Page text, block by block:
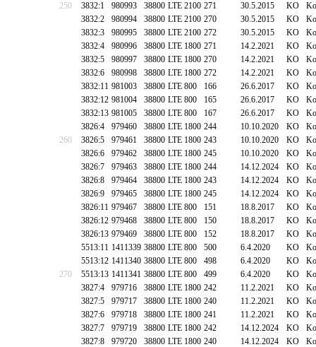
250
3832:1 980993 38800 LTE 2100 271 30.5.2015 KO
3832:2
980994 38800 LTE 2100 270 30.5.2015 KO
3832:3
980995 38800 LTE 2100 272 30.5.2015 KO
3832:4
980996 38800 LTE 1800 271 14.2.2021 KO
3832:5
980997 38800 LTE 1800 270 14.2.2021 KO
3832:6
980998 38800 LTE 1800 272 14.2.2021 KO
3832:11 981003 38800 LTE 800 166 26.6.2017 KO
3832:12 981004 38800 LTE 800 165 26.6.2017 KO
3832:13 981005 38800 LTE 800 167 26.6.2017 KO
3826:4
979460 38800 LTE 1800 244 10.10.2020 KO
260
3826:5 979461 38800 LTE 1800 243 10.10.2020 KO
3826:6
979462 38800 LTE 1800 245 10.10.2020 KO
3826:7
979463 38800 LTE 1800 244 14.12.2024 KO
3826:8
979464 38800 LTE 1800 243 14.12.2024 KO
3826:9
979465 38800 LTE 1800 245 14.12.2024 KO
3826:11 979467 38800 LTE 800 151 18.8.2017 KO
3826:12 979468 38800 LTE 800 150 18.8.2017 KO
3826:13 979469 38800 LTE 800 152 18.8.2017 KO
5513:11 1411339 38800 LTE 800 500 6.4.2020 KO
5513:12 1411340 38800 LTE 800 498 6.4.2020 KO
270
5513:13 1411341 38800 LTE 800 499 6.4.2020 KO
3827:4
979716 38800 LTE 1800 242 11.2.2021 KO
3827:5
979717 38800 LTE 1800 240 11.2.2021 KO
3827:6
979718 38800 LTE 1800 241 11.2.2021 KO
3827:7
979719 38800 LTE 1800 242 14.12.2024 KO
3827:8
979720 38800 LTE 1800 240 14.12.2024 KO